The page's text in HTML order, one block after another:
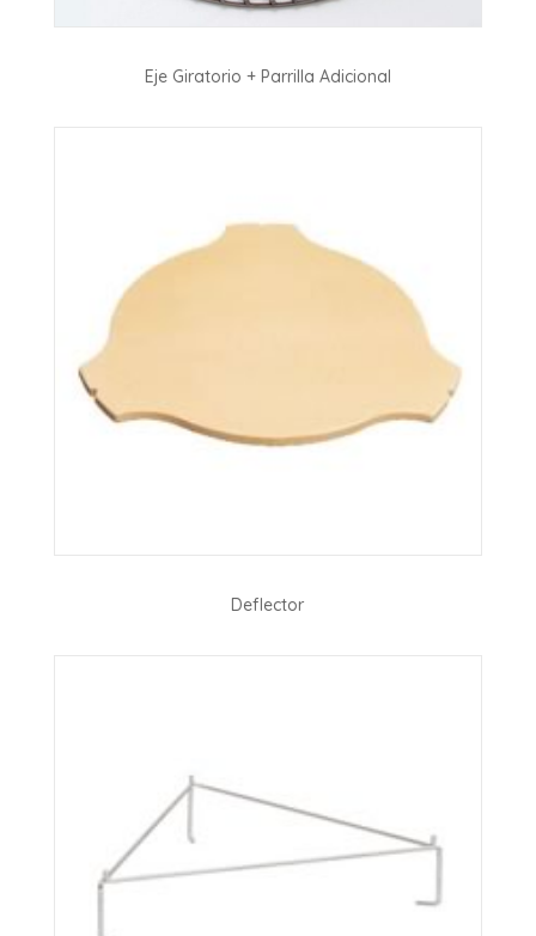
Eje Giratorio + Parrilla Adicional
Deflector